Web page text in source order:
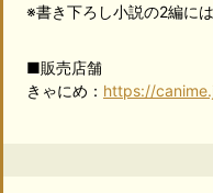
※書き下ろし小説の2編に
■販売店舗
きゃにめ： https://